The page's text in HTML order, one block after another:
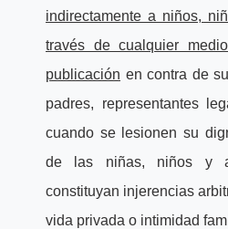
indirectamente a niños,
través de cualquier
publicación en contra de
padres, representantes
cuando se lesionen su
de las niñas, niños y
constituyan injerencias
vida privada o intimidad